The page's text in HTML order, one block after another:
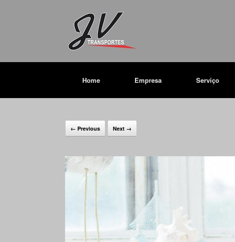
Home Empresa Serviço
← Previous Next →